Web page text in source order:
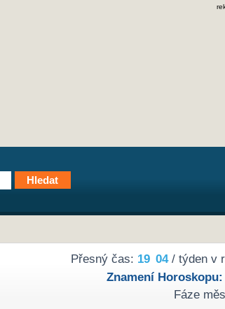
Přesný čas: 19 04/ týden v
Znamení Horoskopu:
Fáze